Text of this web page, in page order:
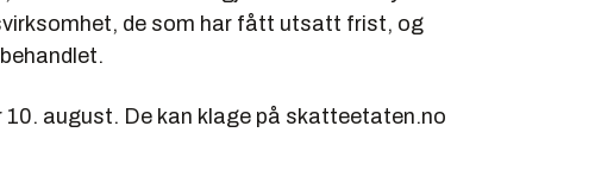
de som har fått utsatt frist, og
10. august. De kan klage på skatteetaten.no